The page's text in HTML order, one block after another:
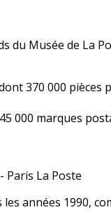
du Musée de La
370 000
000 marques
Paris La Poste
années 1990,